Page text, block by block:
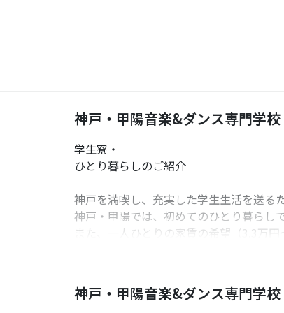
神戸・甲陽音楽&ダンス専門学
学生寮・
ひとり暮らしのご紹介
神戸を満喫し、充実した学生生活を送る
神戸・甲陽では、初めてのひとり暮らし
また、一人ひとりの家賃の希望（3.3万
ドーミー三宮 / ドーミー神戸
https://gakuseikaikan.com/dp/koyo/
神戸・甲陽音楽&ダンス専門学